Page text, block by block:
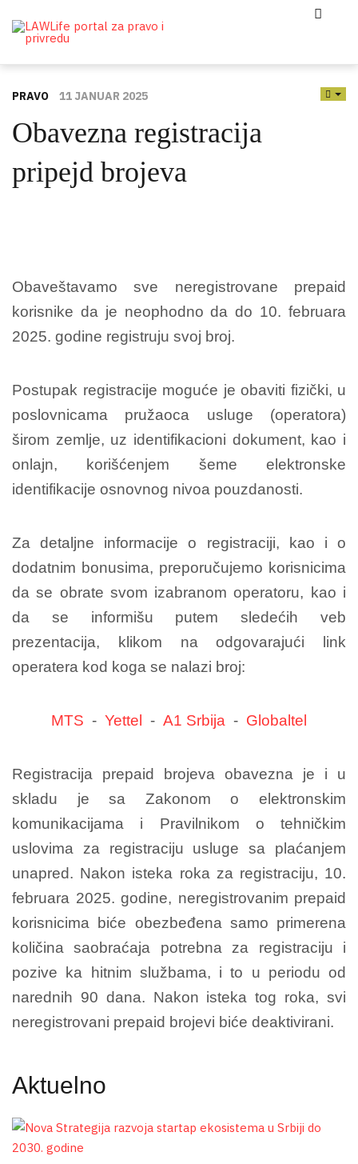
PRAVO 11 JANUAR 2025
Obavezna registracija
pripejd brojeva
Obaveštavamo sve neregistrovane prepaid
korisnike da je neophodno da do 10. februara
2025. godine registruju svoj broj.
Postupak registracije moguće je obaviti fizički, u
poslovnicama pružaoca usluge (operatora)
širom zemlje, uz identifikacioni dokument, kao i
onlajn, korišćenjem šeme elektronske
identifikacije osnovnog nivoa pouzdanosti.
Za detaljne informacije o registraciji, kao i o
dodatnim bonusima, preporučujemo korisnicima
da se obrate svom izabranom operatoru, kao i
da se informišu putem sledećih veb
prezentacija, klikom na odgovarajući link
operatera kod koga se nalazi broj:
MTS - Yettel - A1 Srbija - Globaltel
Registracija prepaid brojeva obavezna je i u
skladu je sa Zakonom o elektronskim
komunikacijama i Pravilnikom o tehničkim
uslovima za registraciju usluge sa plaćanjem
unapred. Nakon isteka roka za registraciju, 10.
februara 2025. godine, neregistrovanim prepaid
korisnicima biće obezbeđena samo primerena
količina saobraćaja potrebna za registraciju i
pozive ka hitnim službama, i to u periodu od
narednih 90 dana. Nakon isteka tog roka, svi
neregistrovani prepaid brojevi biće deaktivirani.
Aktuelno